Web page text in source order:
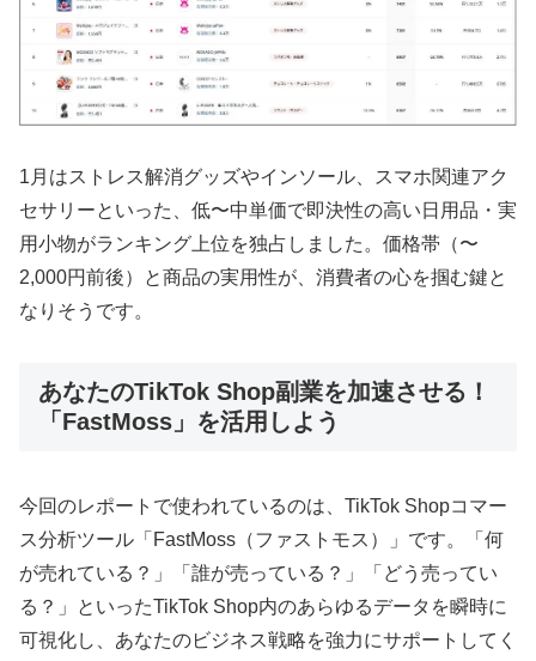
1月はストレス解消グッズやインソール、スマホ関連アク
セサリーといった、低〜中単価で即決性の高い日用品・実
用小物がランキング上位を独占しました。価格帯（〜
2,000円前後）と商品の実用性が、消費者の心を掴む鍵と
なりそうです。
あなたのTikTok Shop副業を加速させる！
「FastMoss」を活用しよう
今回のレポートで使われているのは、TikTok Shopコマー
ス分析ツール「FastMoss（ファストモス）」です。「何
が売れている？」「誰が売っている？」「どう売ってい
る？」といったTikTok Shop内のあらゆるデータを瞬時に
可視化し、あなたのビジネス戦略を強力にサポートしてく